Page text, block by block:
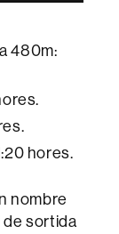
480m:
hores.
nombre
de sortida